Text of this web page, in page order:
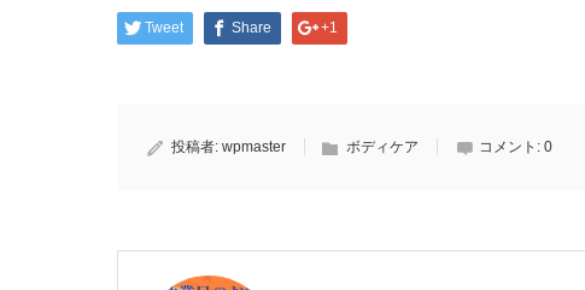
Tweet Share +1
投稿者: wpmaster ボディケア コメント: 0